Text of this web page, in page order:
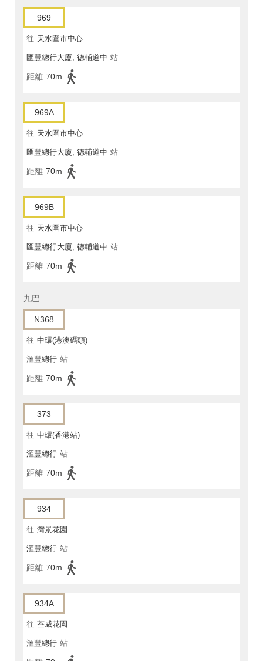
969
往 天水圍市中心
匯豐總行大廈, 德輔道中 站
距離 70m
969A
往 天水圍市中心
匯豐總行大廈, 德輔道中 站
距離 70m
969B
往 天水圍市中心
匯豐總行大廈, 德輔道中 站
距離 70m
九巴
N368
往 中環(港澳碼頭)
滙豐總行 站
距離 70m
373
往 中環(香港站)
滙豐總行 站
距離 70m
934
往 灣景花園
滙豐總行 站
距離 70m
934A
往 荃威花園
滙豐總行 站